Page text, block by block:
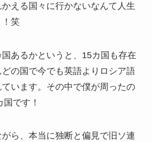
える国々に行かないなんて人生
笑
国あるかというと、15カ国も存在
どの国で今でも英語よりロシア語
います。その中で僕が周ったの
です！
ら、本当に独断と偏見で旧ソ連